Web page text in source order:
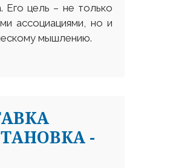
Его цель – не только
ассоциациями, но и
мышлению.
-